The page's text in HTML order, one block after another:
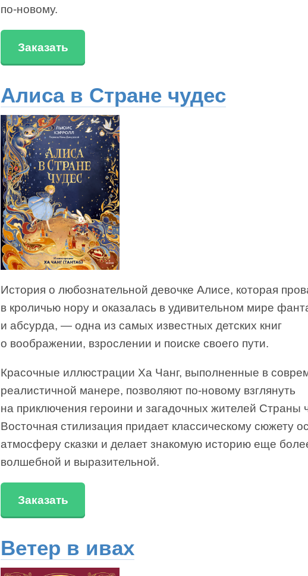
по-новому.
Заказать
Алиса в Стране чудес
История о любознательной девочке Алисе, которая
в кроличью нору и оказалась в удивительном мире
и абсурда, — одна из самых известных детских книг
о воображении, взрослении и поиске своего пути.
Красочные иллюстрации Ха Чанг, выполненные в
реалистичной манере, позволяют по-новому взглянуть
на приключения героини и загадочных жителей Страны
Восточная стилизация придает классическому сюжету
атмосферу сказки и делает знакомую историю еще
волшебной и выразительной.
Заказать
Ветер в ивах